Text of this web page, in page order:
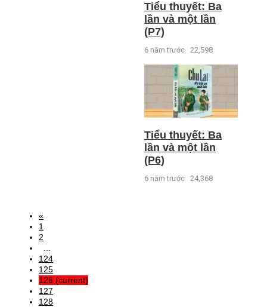
Tiểu thuyết: Ba
lần và một lần
(P7)
6 năm trước 22,598
Tiểu thuyết: Ba
lần và một lần
(P6)
6 năm trước 24,368
«
1
2
124
125
126 (current)
127
128